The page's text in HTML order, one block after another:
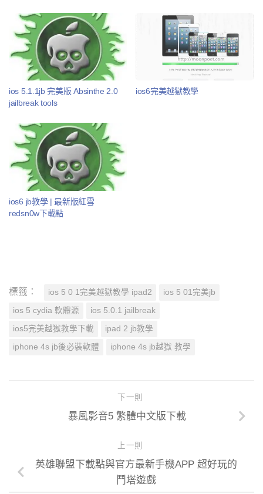
ios 5.1.1jb 完美版 Absinthe 2.0
jailbreak tools
ios6完美越獄教學
ios6 jb教學 | 最新版紅雪
redsn0w下載點
標籤： ios 5 0 1完美越獄教學 ipad2 ios 5 01完美jb
ios 5 cydia 軟體源 ios 5.0.1 jailbreak
ios5完美越獄教學下載 ipad 2 jb教學
iphone 4s jb後必裝軟體 iphone 4s jb越獄 教學
下一則
暴風影音5 繁體中文版下載
上一則
英雄聯盟下載點與官方最新手機APP 超好玩的
鬥塔遊戲